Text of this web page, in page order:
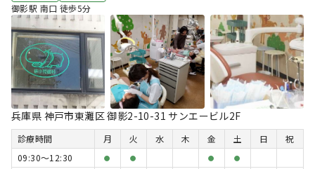
御影駅 南口 徒歩5分
兵庫県 神戸市東灘区 御影2-10-31 サンエービル2F
診療時間 月 火 水 木 金 土 日
祝
09:30〜12:30
● ● ● ●